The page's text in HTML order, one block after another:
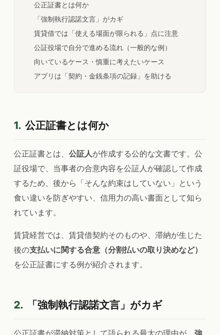
公正証書とは何か
「強制執行認諾文言」がカギ
賃貸借では「使える場面が限られる」点に注意
公証役場で自分で進める流れ（一般的な例）
向いているケース・慎重に考えたいケース
アプリは「契約・金銭条項の記録」を助ける
1. 公正証書とは何か
公正証書とは、 公証人が作成する公的な文書です。公
証役場で、当事者の合意内容を公証人が確認して作成
するため、後から「そんな約束はしていない」という
食い違いを防ぎやすい、信用力の高い書面として知ら
れています。
賃貸経営では、賃貸借契約そのものや、滞納が生じた
後の支払いに関する合意（分割払いの取り決めなど）
を公正証書にする例が紹介されます。
2. 「強制執行認諾文言」がカギ